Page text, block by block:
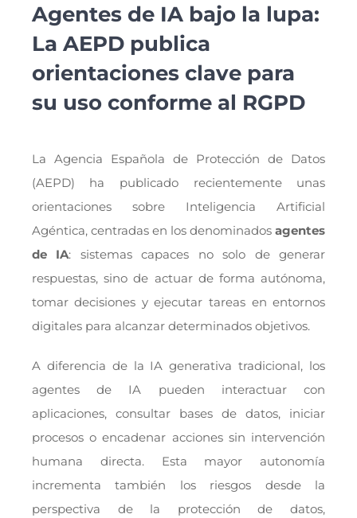
Agentes de IA bajo la lupa:
La AEPD publica
orientaciones clave para
su uso conforme al RGPD
La Agencia Española de Protección de Datos
(AEPD) ha publicado recientemente unas
orientaciones sobre Inteligencia Artificial
Agéntica, centradas en los denominadosagentes
de IA: sistemas capaces no solo de generar
respuestas, sino de actuar de forma autónoma,
tomar decisiones y ejecutar tareas en entornos
digitales para alcanzar determinados objetivos.
A diferencia de la IA generativa tradicional, los
agentes de IA pueden interactuar con
aplicaciones, consultar bases de datos, iniciar
procesos o encadenar acciones sin intervención
humana directa. Esta mayor autonomía
incrementa también los riesgos desde la
perspectiva de la protección de datos,